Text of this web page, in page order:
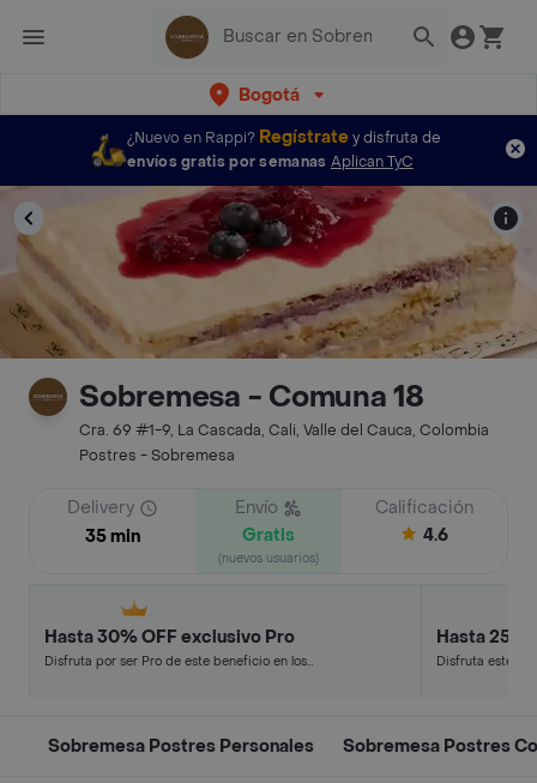
Bogotá
¿Nuevo en Rappi? Regístratey disfruta de
envíos gratis por semanas Aplican TyC
Sobremesa - Comuna 18
Cra. 69 #1-9, La Cascada, Cali, Valle del Cauca, Colombia
Postres - Sobremesa
Delivery
35 min
Envío
Gratis
(nuevos usuarios)
Calificación
4.6
Hasta 30% OFF exclusivo Pro
Disfruta por ser Pro de este beneficio en los
Hasta 25%
Disfruta este
Sobremesa Postres Personales Sobremesa Postres